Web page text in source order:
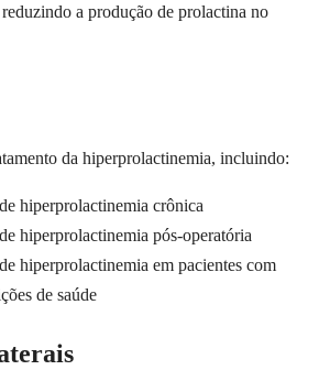
a produção de prolactina no
da hiperprolactinemia, incluindo:
hiperprolactinemia crônica
hiperprolactinemia pós-operatória
hiperprolactinemia em pacientes com
de saúde